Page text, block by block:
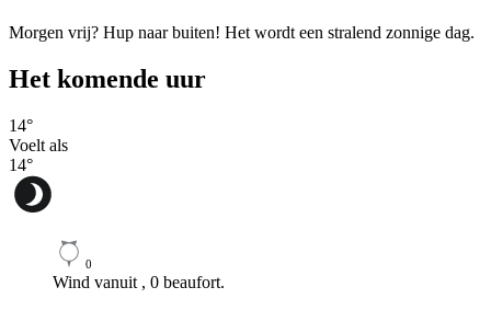
Morgen vrij? Hup naar buiten! Het wordt een stralend zonnige dag.
Het komende uur
14°
Voelt als
14°
0
Wind vanuit , 0 beaufort.